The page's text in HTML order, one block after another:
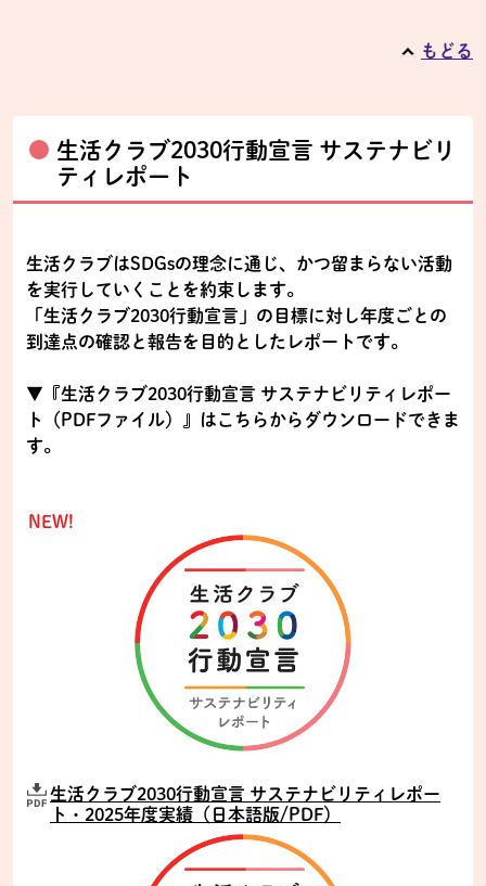
もどる
生活クラブ2030行動宣言 サステナビリ
ティレポート
生活クラブはSDGsの理念に通じ、かつ留まらない活動
を実行していくことを約束します。
「生活クラブ2030行動宣言」の目標に対し年度ごとの
到達点の確認と報告を目的としたレポートです。
▼『生活クラブ2030行動宣言 サステナビリティレポー
ト（PDFファイル）』はこちらからダウンロードできま
す。
NEW!
生活クラブ2030行動宣言 サステナビリティレポー
ト・2025年度実績（日本語版/PDF）